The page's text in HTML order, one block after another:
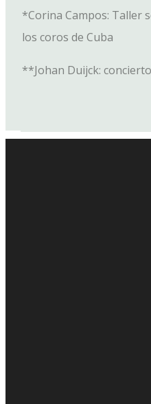
*Corina Campos: Taller
los coros de Cuba
**Johan Duijck: